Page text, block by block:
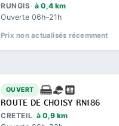
RUNGIS à 0,4 km
Ouverte 06h–21h
Prix non actualisés récemment
OUVERT
ROUTE DE CHOISY RN186
CRETEIL à 0,9 km